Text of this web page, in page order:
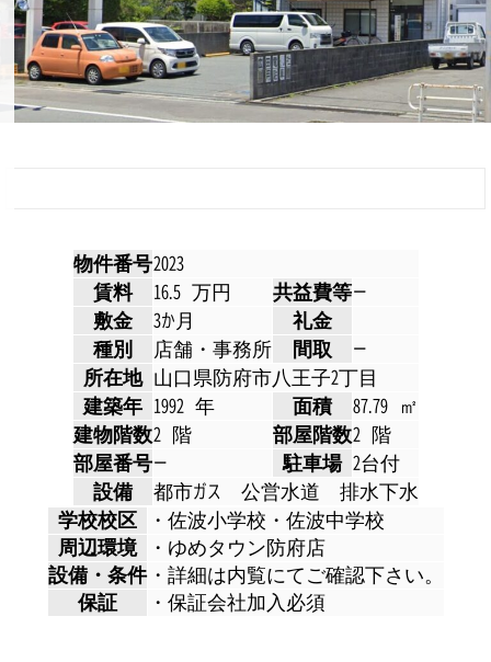
物件番号2023
賃料
16.5 万円 共益費等ー
敷金
3か月
礼金
種別
店舗・事務所 間取
ー
所在地 山口県防府市八王子2丁目
建築年 1992 年 面積
87.79 ㎡
建物階数2 階 部屋階数2 階
部屋番号ー 駐車場 2台付
設備
都市ガス 公営水道 排水下水
学校校区
・佐波小学校・佐波中学校
周辺環境
・ゆめタウン防府店
設備・条件・詳細は内覧にてご確認下さい。
保証
・保証会社加入必須